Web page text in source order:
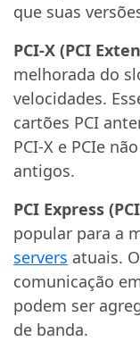
que suas
PCI-X (PCI
melhorada do
velocidades.
cartões PCI
PCI-X e PCIe
antigos.
PCI Express
popular para a
servers atuais.
comunicação
podem ser
de banda.